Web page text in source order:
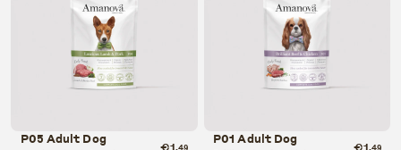
P05 Adult Dog €1 P01 Adult Dog €1